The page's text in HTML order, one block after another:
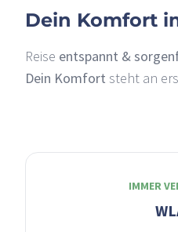
Dein Komfort
Reise entspannt &
Dein Komfort steht an
IMMER